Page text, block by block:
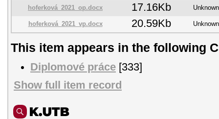
hoferková_2021_op.docx 17.16Kb Unknown
hoferková_2021_vp.docx 20.59Kb Unknown
This item appears in the following
Diplomové práce [333]
Show full item record